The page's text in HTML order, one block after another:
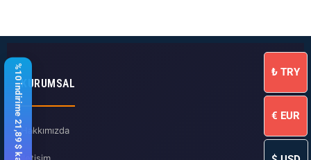
KURUMSAL
Hakkımızda
%10 indirime 21,89 $ kaldı ₺ TRY
€ EUR